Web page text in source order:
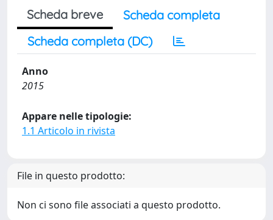
Scheda breve
Scheda completa
Scheda completa (DC)
Anno
2015
Appare nelle tipologie:
1.1 Articolo in rivista
File in questo prodotto:
Non ci sono file associati a questo prodotto.